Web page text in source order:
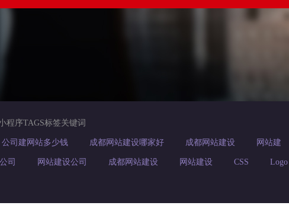
程序TAGS标签关键词
公司建网站多少钱 成都网站建设哪家好 成都网站建设 网站建
司 网站建设公司 成都网站建设 网站建设 CSS Logo